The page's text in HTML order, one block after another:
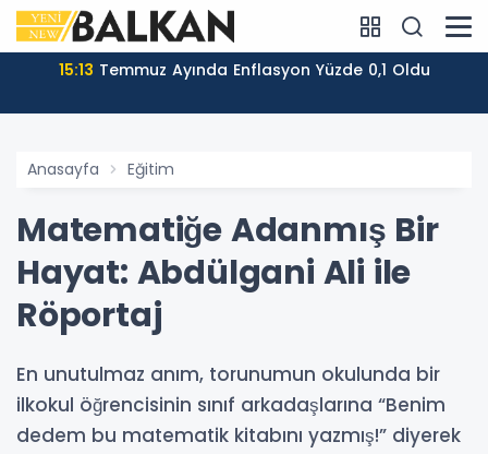
15:13 Temmuz Ayında Enflasyon Yüzde 0,1 Oldu
Anasayfa Eğitim
Matematiğe Adanmış Bir
Hayat: Abdülgani Ali ile
Röportaj
En unutulmaz anım, torunumun okulunda bir
ilkokul öğrencisinin sınıf arkadaşlarına “Benim
dedem bu matematik kitabını yazmış!” diyerek